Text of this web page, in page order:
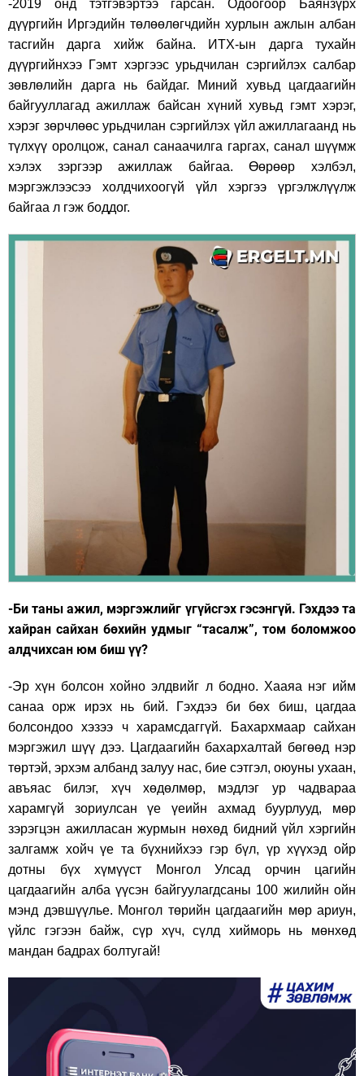
-2019 онд тэтгэвэртээ гарсан. Одоогоор Баянзүрх
дүүргийн Иргэдийн төлөөлөгчдийн хурлын ажлын албан
тасгийн дарга хийж байна. ИТХ-ын дарга тухайн
дүүргийнхээ Гэмт хэргээс урьдчилан сэргийлэх салбар
зөвлөлийн дарга нь байдаг. Миний хувьд цагдаагийн
байгууллагад ажиллаж байсан хүний хувьд гэмт хэрэг,
хэрэг зөрчлөөс урьдчилан сэргийлэх үйл ажиллагаанд нь
түлхүү оролцож, санал санаачилга гаргах, санал шүүмж
хэлэх зэргээр ажиллаж байгаа. Өөрөөр хэлбэл,
мэргэжлээсээ холдчихоогүй үйл хэргээ үргэлжлүүлж
байгаа л гэж боддог.
-Би таны ажил, мэргэжлийг үгүйсгэх гэсэнгүй. Гэхдээ та
хайран сайхан бөхийн удмыг “тасалж”, том боломжоо
алдчихсан юм биш үү?
-Эр хүн болсон хойно элдвийг л бодно. Хааяа нэг ийм
санаа орж ирэх нь бий. Гэхдээ би бөх биш, цагдаа
болсондоо хэзээ ч харамсдаггүй. Бахархмаар сайхан
мэргэжил шүү дээ. Цагдаагийн бахархалтай бөгөөд нэр
төртэй, эрхэм албанд залуу нас, бие сэтгэл, оюуны ухаан,
авъяас билэг, хүч хөдөлмөр, мэдлэг ур чадвараа
харамгүй зориулсан үе үеийн ахмад буурлууд, мөр
зэрэгцэн ажилласан журмын нөхөд бидний үйл хэргийн
залгамж хойч үе та бүхнийхээ гэр бүл, үр хүүхэд ойр
дотны бүх хүмүүст Монгол Улсад орчин цагийн
цагдаагийн алба үүсэн байгуулагдсаны 100 жилийн ойн
мэнд дэвшүүлье. Монгол төрийн цагдаагийн мөр ариун,
үйлс гэгээн байж, сүр хүч, сүлд хийморь нь мөнхөд
мандан бадрах болтугай!